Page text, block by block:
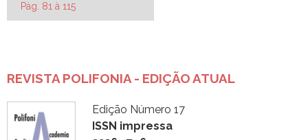
Pág. 81 à 115
REVISTA POLIFONIA - EDIÇÃO ATUAL
Edição Número 17
ISSN impressa